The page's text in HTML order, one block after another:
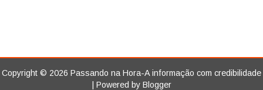
Copyright © 2026 Passando na Hora-A informação com credibilidade
| Powered by Blogger